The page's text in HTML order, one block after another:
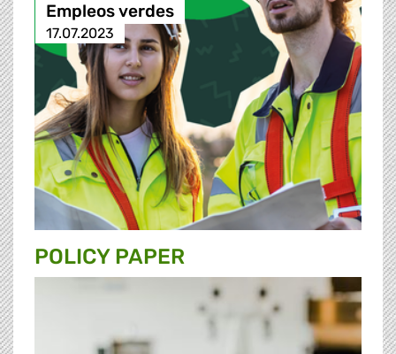
Empleos verdes
17.07.2023
POLICY PAPER